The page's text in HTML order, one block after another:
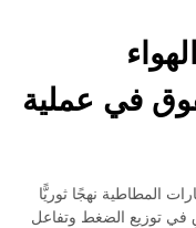
في عملية
المطاطية نهجًا ثوريًّا
في توزيع الضغط وتفاعل